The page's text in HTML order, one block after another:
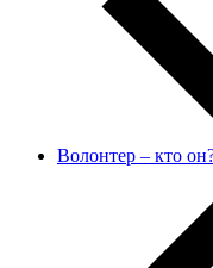
Волонтер – кто